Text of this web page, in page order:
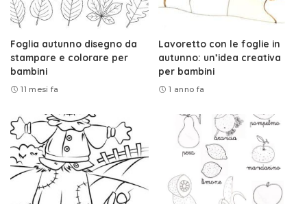
Foglia autunno disegno da
stampare e colorare per
bambini
11 mesi fa
Lavoretto con le foglie in
autunno: un’idea creativa
per bambini
1 anno fa